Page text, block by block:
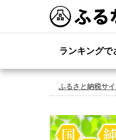
ランキングで
ふるさと納税サイ